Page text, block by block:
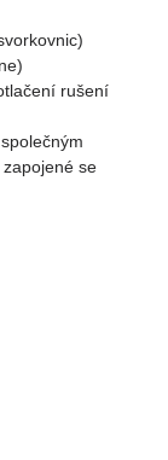
rušení
se